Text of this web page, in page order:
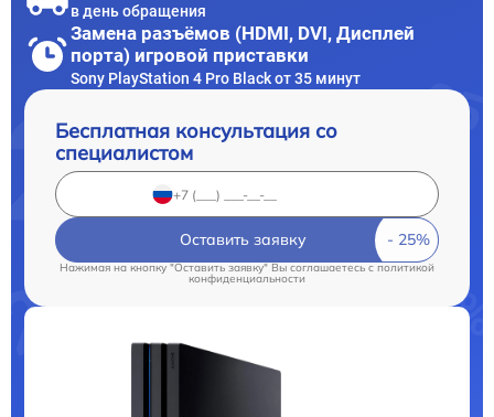
в день обращения
Замена разъёмов (HDMI, DVI, Дисплей
порта) игровой приставки
Sony PlayStation 4 Pro Black от 35 минут
Бесплатная консультация со
специалистом
Оставить заявку
Нажимая на кнопку "Оставить заявку" Вы соглашаетесь cполитикой
конфиденциальности